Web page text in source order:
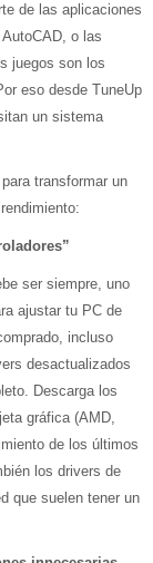
de las aplicaciones
o las
juegos son los
eso desde TuneUp
un sistema
transformar un
ser siempre, uno
ajustar tu PC de
incluso
desactualizados
Descarga los
gráfica (AMD,
de los últimos
los drivers de
que suelen tener un